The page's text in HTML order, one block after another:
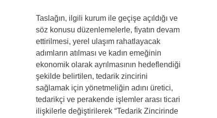
Taslağın, ilgili kurum ile geçişe açıldığı ve
söz konusu düzenlemelerle, fiyatın devam
ettirilmesi, yerel ulaşım rahatlayacak
adımların atılması ve kadın emeğinin
ekonomik olarak ayrılmasının hedeflendiği
şekilde belirtilen, tedarik zincirini
sağlamak için yönetmeliğin adını üretici,
tedarikçi ve perakende işlemler arası ticari
ilişkilerle değiştirilerek “Tedarik Zincirinde